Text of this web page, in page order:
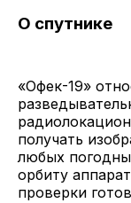
О спутнике
«Офек-19»
получать
любых
орбиту
проверки